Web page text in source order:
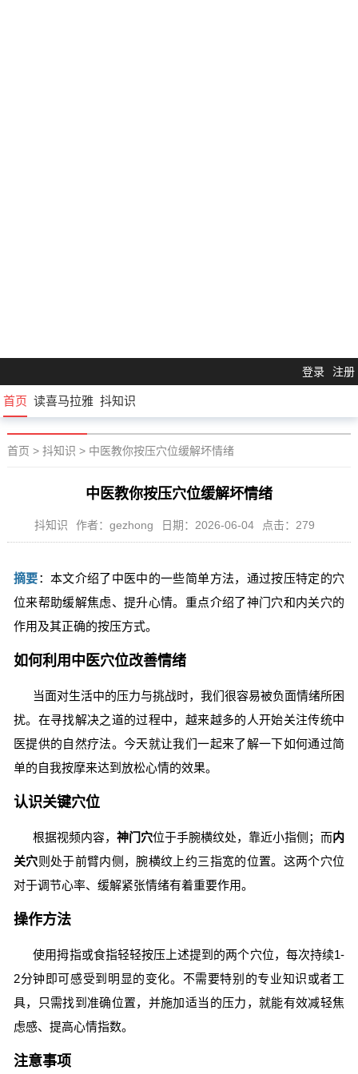
登录 注册
首页 读喜马拉雅 抖知识
首页 > 抖知识 > 中医教你按压穴位缓解坏情绪
中医教你按压穴位缓解坏情绪
抖知识 作者：gezhong 日期：2026-06-04 点击：279
摘要：本文介绍了中医中的一些简单方法，通过按压特定的穴
位来帮助缓解焦虑、提升心情。重点介绍了神门穴和内关穴的
作用及其正确的按压方式。
如何利用中医穴位改善情绪
当面对生活中的压力与挑战时，我们很容易被负面情绪所困
扰。在寻找解决之道的过程中，越来越多的人开始关注传统中
医提供的自然疗法。今天就让我们一起来了解一下如何通过简
单的自我按摩来达到放松心情的效果。
认识关键穴位
根据视频内容， 神门穴位于手腕横纹处，靠近小指侧；而内
关穴则处于前臂内侧，腕横纹上约三指宽的位置。这两个穴位
对于调节心率、缓解紧张情绪有着重要作用。
操作方法
使用拇指或食指轻轻按压上述提到的两个穴位，每次持续1-
2分钟即可感受到明显的变化。不需要特别的专业知识或者工
具，只需找到准确位置，并施加适当的压力，就能有效减轻焦
虑感、提高心情指数。
注意事项